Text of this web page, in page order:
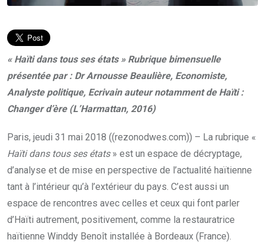
« Haïti dans tous ses états » Rubrique bimensuelle
présentée par : Dr Arnousse Beaulière, Economiste,
Analyste politique, Ecrivain auteur notamment de Haïti :
Changer d’ère (L’Harmattan, 2016)
Paris, jeudi 31 mai 2018 ((rezonodwes.com)) – La rubrique «
Haïti dans tous ses états» est un espace de décryptage,
d’analyse et de mise en perspective de l’actualité haïtienne
tant à l’intérieur qu’à l’extérieur du pays. C’est aussi un
espace de rencontres avec celles et ceux qui font parler
d’Haïti autrement, positivement, comme la restauratrice
haïtienne Winddy Benoît installée à Bordeaux (France).